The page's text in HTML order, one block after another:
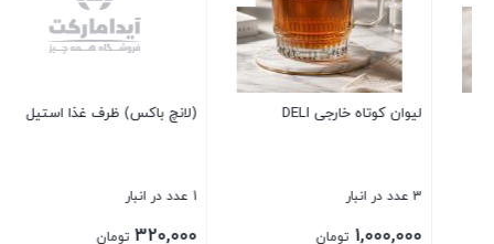
(لانچ باکس) ظرف غذا استیل 2160
1 عدد در انبار
320,000 تومان